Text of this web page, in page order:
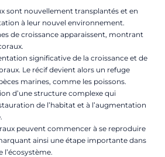
sont nouvellement transplantés et en
à leur nouvel environnement.
de croissance apparaissent, montrant
significative de la croissance et de
Le récif devient alors un refuge
marines, comme les poissons.
d’une structure complexe qui
de l’habitat et à l’augmentation
peuvent commencer à se reproduire
ainsi une étape importante dans
l’écosystème.